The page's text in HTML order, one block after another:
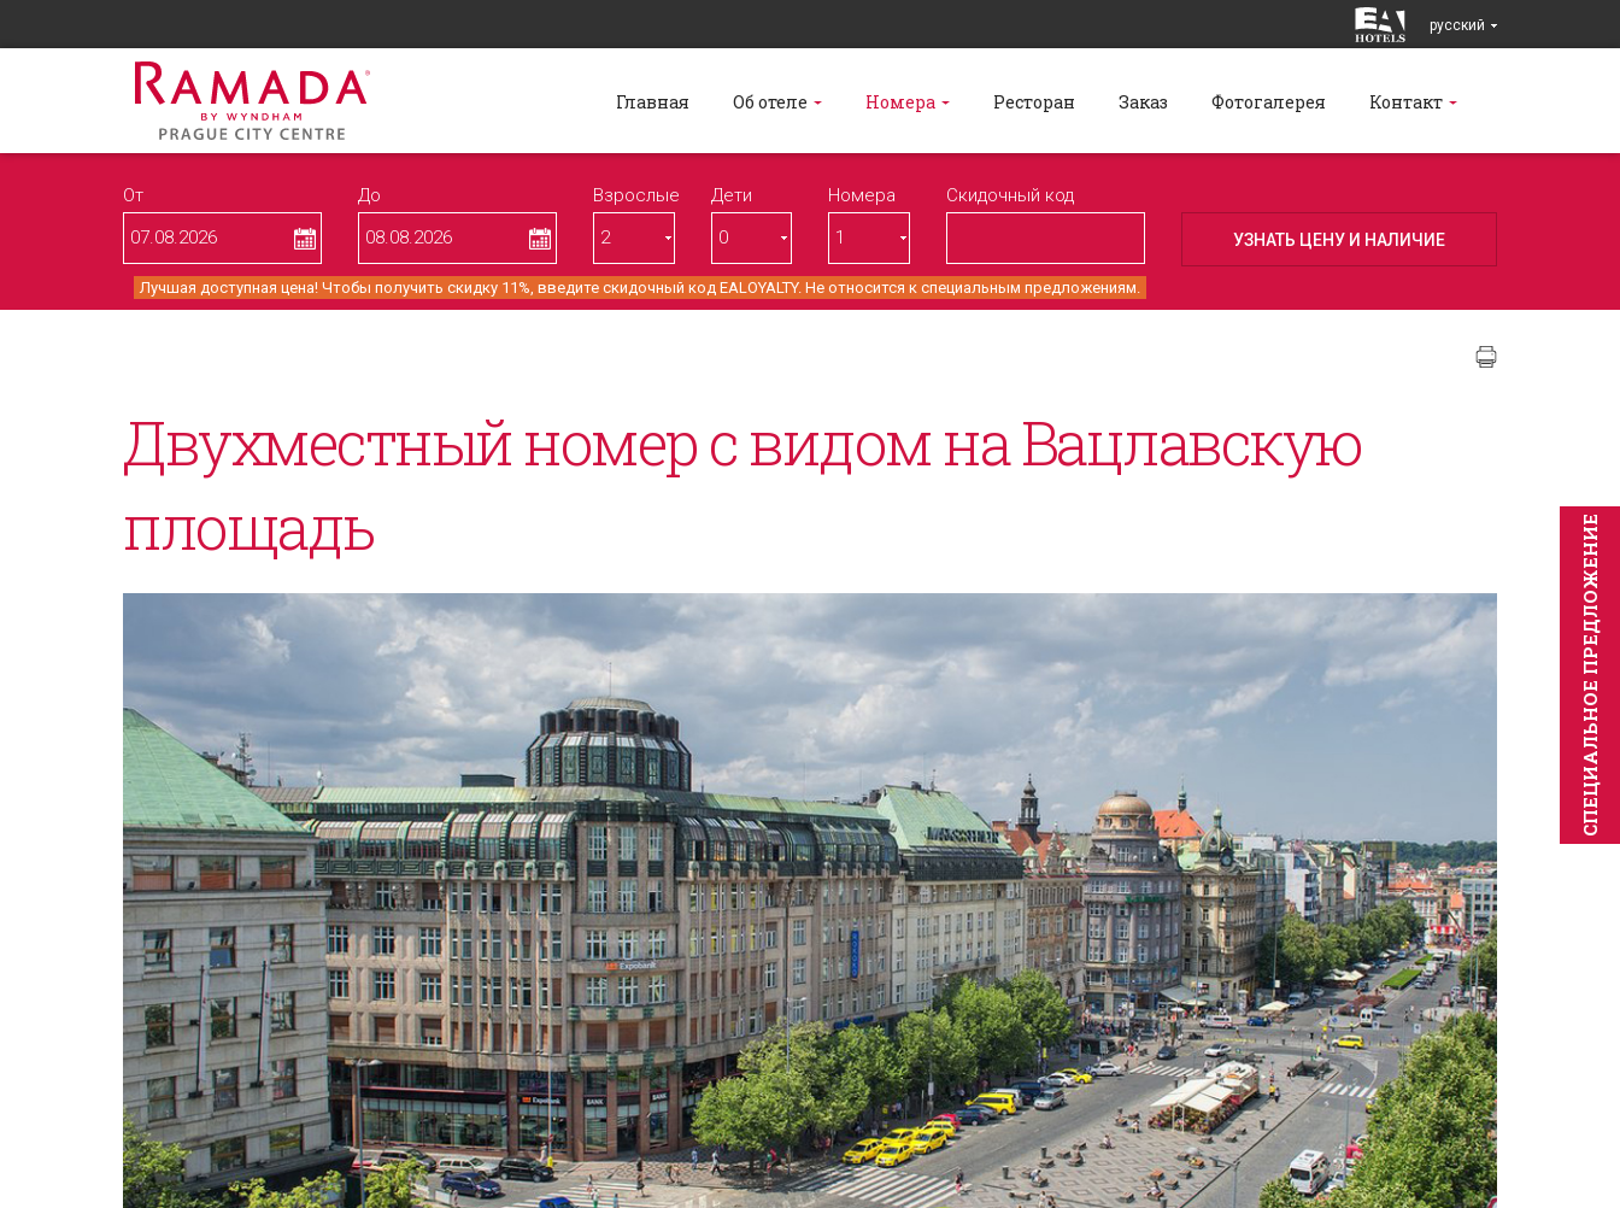
pусский
Главная Об отеле Номера Ресторан Заказ Фотогалерея Контакт
От До Взрослые Дети Номерa Скидочный код
Лучшая доступная цена! Чтобы получить скидку 11%, введите скидочный код EALOYALTY. Не относится к специальным предложениям.
CПЕЦИAЛЬНОЕ ПРЕДЛОЖЕНИЕ
Двухместный номер с видом на Вацлавскую
площадь